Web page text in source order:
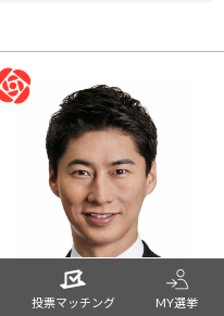
投票マッチング MY選挙